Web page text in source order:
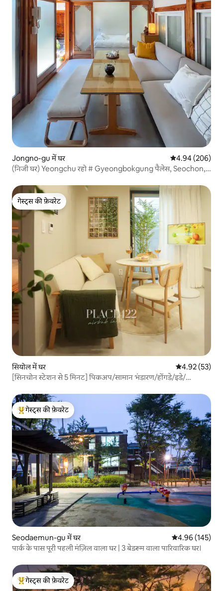
Jongno-gu में घर औसत रेटिंग 5 में से
4.94 (206)
(निजी घर) Yeongchu रहो # Gyeongbokgung पैलेस, Seochon,
गेस्ट्स की फ़ेवरेट
गेस्ट्स की फ़ेवरेट
सियोल में घर औसत रेटिंग 5 में
4.92 (53)
[सिनचोन स्टेशन से 5 मिनट] पिकअप/सामान भंडारण/होंगडे/इडे/
गेस्ट्स का टॉप फ़ेवरेट
गेस्ट्स की फ़ेवरेट
Seodaemun-gu में घर औसत रेटिंग 5 में से
4.96 (145)
पार्क के पास पूरी पहली मंज़िल वाला घर | 3 बेडरूम वाला पारिवारिक घर।
गेस्ट्स का टॉप फ़ेवरेट
गेस्ट्स की फ़ेवरेट